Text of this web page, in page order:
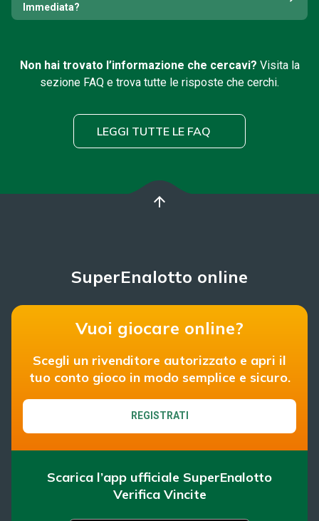
Immediata?
Non hai trovato l’informazione che cercavi? Visita la
sezione FAQ e trova tutte le risposte che cerchi.
LEGGI TUTTE LE FAQ
arrow_upward
SuperEnalotto online
Vuoi giocare online?
Scegli un rivenditore autorizzato e apri il
tuo conto gioco in modo semplice e sicuro.
REGISTRATI
Scarica l’app ufficiale SuperEnalotto
Verifica Vincite